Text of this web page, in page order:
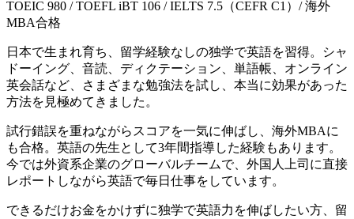
TOEIC 980 / TOEFL iBT 106 / IELTS 7.5（CEFR C1）/ 海外
MBA合格
日本で生まれ育ち、留学経験なしの独学で英語を習得。シャ
ドーイング、音読、ディクテーション、単語帳、オンライン
英会話など、さまざまな勉強法を試し、本当に効果があった
方法を見極めてきました。
試行錯誤を重ねながらスコアを一気に伸ばし、海外MBAに
も合格。英語の先生として3年間指導した経験もあります。
今では外資系企業のグローバルチームで、外国人上司に直接
レポートしながら英語で毎日仕事をしています。
できるだけお金をかけずに独学で英語力を伸ばしたい方、留